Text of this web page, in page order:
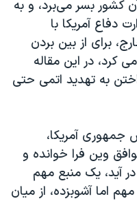
کشور بسر می‌برد، و به
دفاع آمریکا با
برای از بین بردن
کرد، در این مقاله
به تهدید اتمی حتی
جمهوری آمریکا،
وین فرا خوانده و
آید، یک منبع مهم
اما آشوبزده، از میان